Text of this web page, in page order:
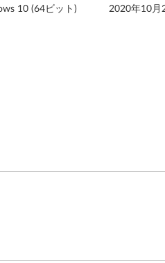
10 (64ビット) 2020年10月